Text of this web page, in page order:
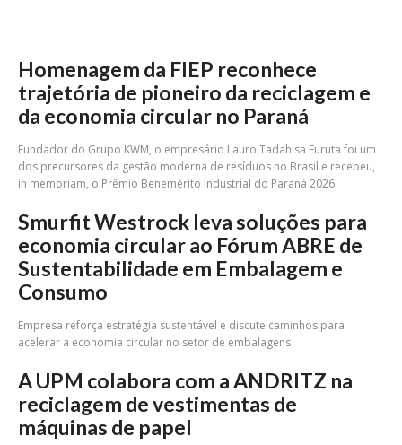
Homenagem da FIEP reconhece
trajetória de pioneiro da reciclagem e
da economia circular no Paraná
Fundador do Grupo KWM, o empresário Lauro Tadahisa Furuta foi um
dos precursores da gestão moderna de resíduos no Brasil e recebeu,
in memoriam, o Prêmio Benemérito Industrial do Paraná 2026
Smurfit Westrock leva soluções para
economia circular ao Fórum ABRE de
Sustentabilidade em Embalagem e
Consumo
Empresa reforça estratégia sustentável e discute caminhos para
acelerar a economia circular no setor de embalagens
A UPM colabora com a ANDRITZ na
reciclagem de vestimentas de
máquinas de papel